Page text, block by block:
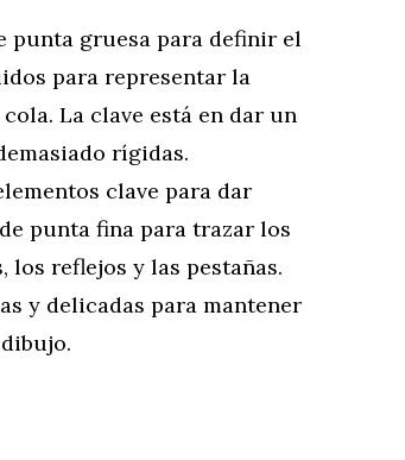
punta gruesa para definir el
para representar la
La clave está en dar un
rígidas.
clave para dar
punta fina para trazar los
los reflejos y las pestañas.
y delicadas para mantener